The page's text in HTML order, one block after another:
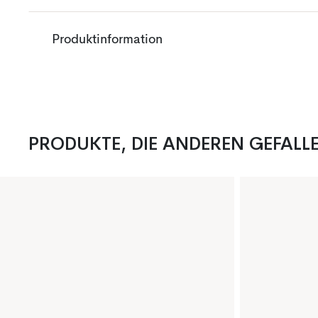
Produktinformation
PRODUKTE, DIE ANDEREN